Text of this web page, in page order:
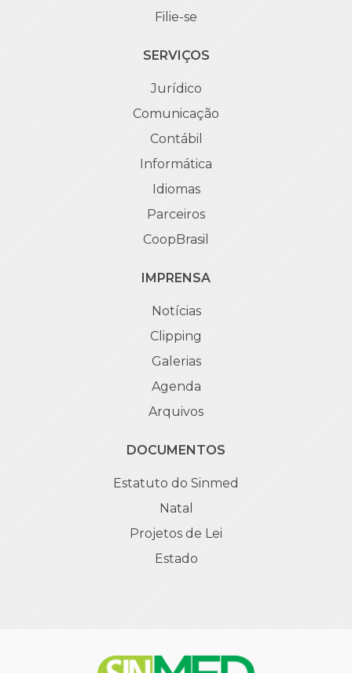
Filie-se
SERVIÇOS
Jurídico
Comunicação
Contábil
Informática
Idiomas
Parceiros
CoopBrasil
IMPRENSA
Notícias
Clipping
Galerias
Agenda
Arquivos
DOCUMENTOS
Estatuto do Sinmed
Natal
Projetos de Lei
Estado